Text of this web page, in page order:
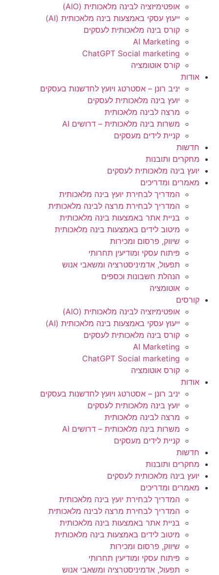
אופטימיזציה לבינה מלאכותית (AIO)
ייעוץ עסקי באמצעות בינה מלאכותית (AI)
קורס בינה מלאכותית לעסקים
AI Marketing
ChatGPT Social marketing
קורס אוטומציה
אודות
יניב רונן – אסטרטג ויועץ לחדשנות בעסקים
יועץ בינה מלאכותית לעסקים
מרצה לבינה מלאכותית
משרות בינה מלאכותית – דרושים AI
קניית לידים מעסקים
חדשות
מחקרים ותובנות
יועץ בינה מלאכותית לעסקים
מאמרים ומדריכים
המדריך לבחירת יועץ בינה מלאכותית
המדריך לבחירת מרצה לבינה מלאכותית
בניית אתר באמצעות בינה מלאכותית
מיטוב לידים באמצעות בינה מלאכותית
שיווק, פרסום ומכירות​
פיתוח עסקי ומודיעין תחרותי​​
תפעול, אדמיניסטרציה ומשאבי אנוש​
הנהלת חשבונות וכספים
אוטומציה
קורסים
אופטימיזציה לבינה מלאכותית (AIO)
ייעוץ עסקי באמצעות בינה מלאכותית (AI)
קורס בינה מלאכותית לעסקים
AI Marketing
ChatGPT Social marketing
קורס אוטומציה
אודות
יניב רונן – אסטרטג ויועץ לחדשנות בעסקים
יועץ בינה מלאכותית לעסקים
מרצה לבינה מלאכותית
משרות בינה מלאכותית – דרושים AI
קניית לידים מעסקים
חדשות
מחקרים ותובנות
יועץ בינה מלאכותית לעסקים
מאמרים ומדריכים
המדריך לבחירת יועץ בינה מלאכותית
המדריך לבחירת מרצה לבינה מלאכותית
בניית אתר באמצעות בינה מלאכותית
מיטוב לידים באמצעות בינה מלאכותית
שיווק, פרסום ומכירות​
פיתוח עסקי ומודיעין תחרותי​​
תפעול, אדמיניסטרציה ומשאבי אנוש​